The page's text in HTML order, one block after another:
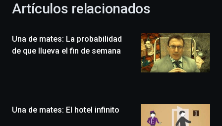
celebración
novena
edición
un
Artículos relacionados
Una de mates: La probabilidad
de que llueva el fin de semana
Una de mates: El hotel infinito